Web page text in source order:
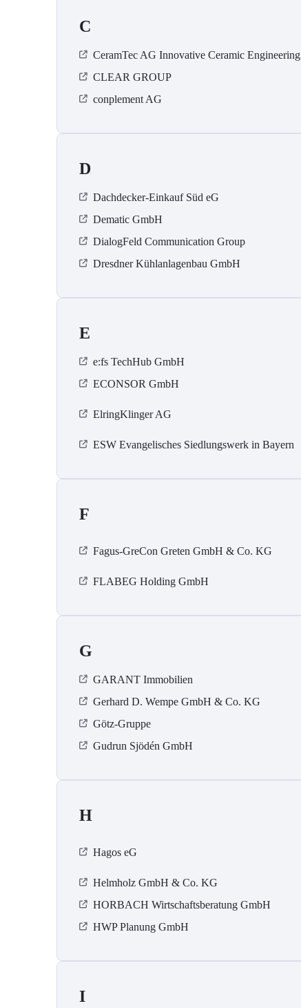
C
CeramTec AG Innovative Ceramic Engineering
CLEAR GROUP
conplement AG
D
Dachdecker-Einkauf Süd eG
Dematic GmbH
DialogFeld Communication Group
Dresdner Kühlanlagenbau GmbH
E
e:fs TechHub GmbH
ECONSOR GmbH
ElringKlinger AG
ESW Evangelisches Siedlungswerk in Bayern
F
Fagus-GreCon Greten GmbH & Co. KG
FLABEG Holding GmbH
G
GARANT Immobilien
Gerhard D. Wempe GmbH & Co. KG
Götz-Gruppe
Gudrun Sjödén GmbH
H
Hagos eG
Helmholz GmbH & Co. KG
HORBACH Wirtschaftsberatung GmbH
HWP Planung GmbH
I